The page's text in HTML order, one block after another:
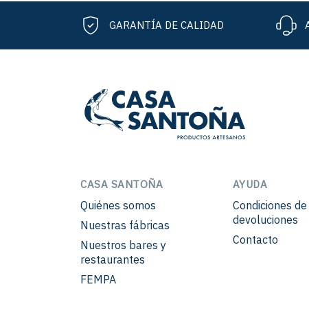
GARANTÍA DE CALIDAD
CASA SANTOÑA
Quiénes somos
Nuestras fábricas
Nuestros bares y
restaurantes
FEMPA
AYUDA
Condiciones
devoluciones
Contacto